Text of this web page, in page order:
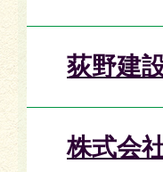
荻野建
株式会